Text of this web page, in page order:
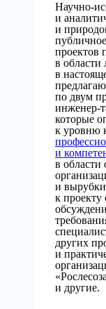
Научно-
и
и
проектов
в области
в
по двум
инженер-
которые
к уровню
и
в области
и вырубки
к проекту
других
и
и другие.